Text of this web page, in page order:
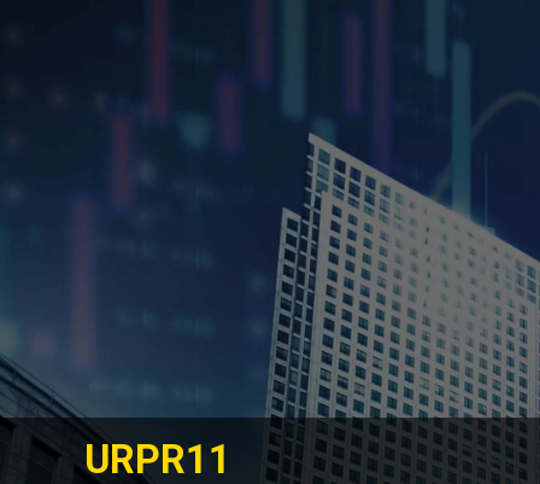
URPR11